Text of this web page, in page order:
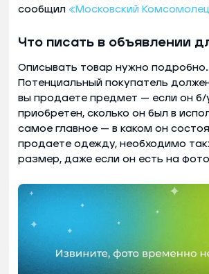
сообщил «Московский
Что писать в объявлении
Описывать товар нужно подробно.
Потенциальный покупатель
вы продаете предмет — если он б/
приобретен, сколько он был в
самое главное — в каком он
продаете одежду, необходимо
размер, даже если он есть на